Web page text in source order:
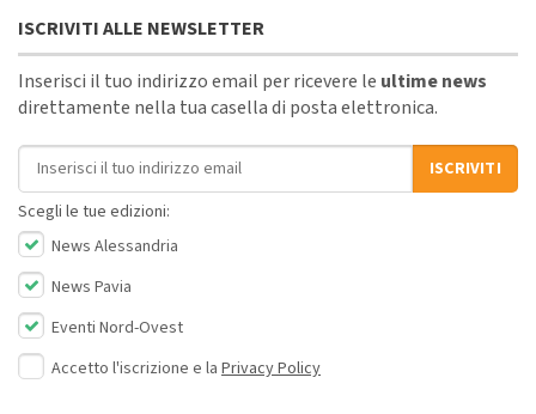
ISCRIVITI ALLE NEWSLETTER
Inserisci il tuo indirizzo email per ricevere le ultime news
direttamente nella tua casella di posta elettronica.
Indirizzo email
ISCRIVITI
Scegli le tue edizioni:
News Alessandria
News Pavia
Eventi Nord-Ovest
Accetto l'iscrizione e la Privacy Policy